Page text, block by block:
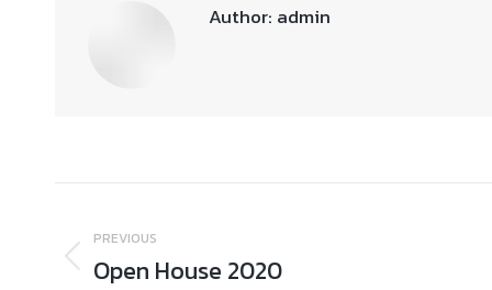
Author: admin
navigation
PREVIOUS
Previous
Open House 2020